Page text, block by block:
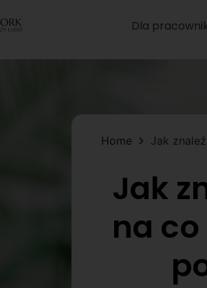
Dla
Home
Jak
Jak
na